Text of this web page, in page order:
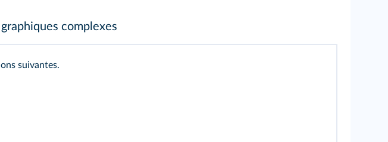
complexes
suivantes.